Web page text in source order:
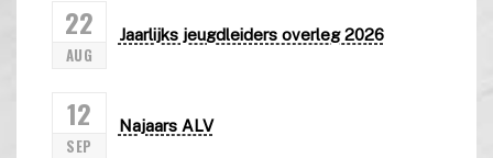
22
AUG
Jaarlijks jeugdleiders overleg 2026
12
SEP
Najaars ALV